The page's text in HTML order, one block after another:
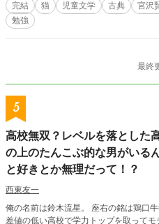
完結 猫 児童文学 古典 宮沢
勉強
最終
5
高校無双？レベルを落とした
の上のたんこぶ的な男がいる
と好きとか無理だって！？
西東友一
俺の名前は鈴木流星。 座右の銘は鶏口
差値の低い高校で学力トップを取って